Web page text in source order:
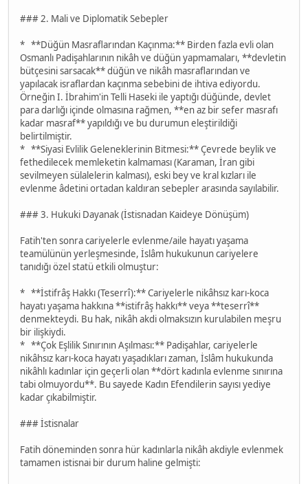
### 2. Mali ve Diplomatik Sebepler
* **Düğün Masraflarından Kaçınma:** Birden fazla evli olan
Osmanlı Padişahlarının nikâh ve düğün yapmamaları, **devletin
bütçesini sarsacak** düğün ve nikâh masraflarından ve
yapılacak israflardan kaçınma sebebini de ihtiva ediyordu.
Örneğin I. İbrahim'in Telli Haseki ile yaptığı düğünde, devlet
para darlığı içinde olmasına rağmen, **en az bir sefer masrafı
kadar masraf** yapıldığı ve bu durumun eleştirildiği
belirtilmiştir.
* **Siyasi Evlilik Geleneklerinin Bitmesi:** Çevrede beylik ve
fethedilecek memleketin kalmaması (Karaman, İran gibi
sevilmeyen sülalelerin kalması), eski bey ve kral kızları ile
evlenme âdetini ortadan kaldıran sebepler arasında sayılabilir.
### 3. Hukuki Dayanak (İstisnadan Kaideye Dönüşüm)
Fatih'ten sonra cariyelerle evlenme/aile hayatı yaşama
teamülünün yerleşmesinde, İslâm hukukunun cariyelere
tanıdığı özel statü etkili olmuştur:
* **İstifrâş Hakkı (Teserrî):** Cariyelerle nikâhsız karı-koca
hayatı yaşama hakkına **istifrâş hakkı** veya **teserrî**
denmekteydi. Bu hak, nikâh akdi olmaksızın kurulabilen meşru
bir ilişkiydi.
* **Çok Eşlilik Sınırının Aşılması:** Padişahlar, cariyelerle
nikâhsız karı-koca hayatı yaşadıkları zaman, İslâm hukukunda
nikâhlı kadınlar için geçerli olan **dört kadınla evlenme sınırına
tabi olmuyordu**. Bu sayede Kadın Efendilerin sayısı yediye
kadar çıkabilmiştir.
### İstisnalar
Fatih döneminden sonra hür kadınlarla nikâh akdiyle evlenmek
tamamen istisnai bir durum haline gelmişti: